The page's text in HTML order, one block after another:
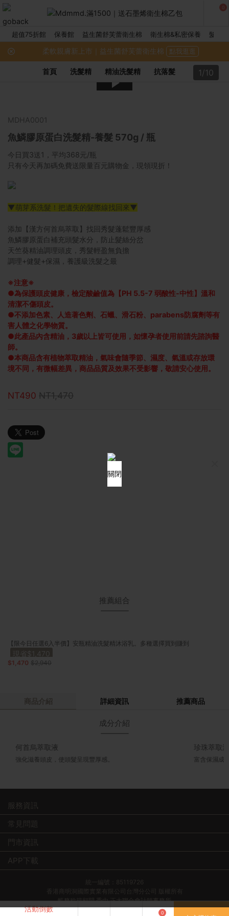
關閉
0
超值75折館 保養館 益生菌舒芙蕾衛生棉 衛生棉&私密保養 髮品館
柔軟親膚新上市｜益生菌舒芙蕾衛生棉 點我逛逛
首頁 洗髮精 精油洗髮精 抗落髮 1/10
MDHA0001
魚鱗膠原蛋白洗髮精-養髮 570g / 瓶
今日買3送1，平均368元/瓶
只有今天再加碼免費送限量百元購物金，現領現折！
▼萌芽系洗髮！把遺失的髮際線找回來▼
添加【漢方何首烏萃取】找回秀髮蓬鬆豐厚感
魚鱗膠原蛋白補充頭髮水分，防止髮絲分岔
天竺葵精油調理頭皮，秀髮輕盈無負擔
調理+健髮+保濕，養護級洗髮之最
※注意※
●為保護頭皮健康，檢定酸鹼值為【PH 5.5-7 弱酸性-中性】溫和
清潔不傷頭皮。
●不添加色素、人造著色劑、石蠟、滑石粉、parabens防腐劑等有
害人體之化學物質。
●此產品內含精油，3歲以上皆可使用，如懷孕者使用前請先諮詢醫
師。
●本商品含有植物萃取精油，氣味會隨季節、濕度、氣溫或存放環
境不同，有微幅差異，商品品質及效果不受影響，敬請安心使用。
NT490 NT1,470
推薦組合
【限今日任選6入半價】安瓶精油洗髮精沐浴乳。多種選擇買到賺到
現省$1,470
$1,470 $2,940
詳細資訊 推薦商品
成分介紹
何首烏萃取液
強化滋養頭皮，使頭髮呈現豐厚感。
珍珠萃取液
富含保濕成
活動倒數 0
服務資訊
常見問題
門市資訊
APP下載
統一編號：85119726
香港商明洞國際實業有限公司台灣分公司 版權所有
帳務稅籍顧問 委由 正大聯合會計師事務所
司法顧問 委由 致同國際法律事務所0